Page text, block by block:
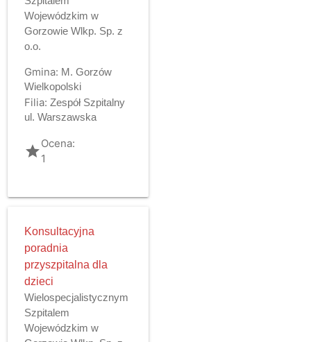
Wojewódzkim w
Gorzowie Wlkp. Sp. z
o.o.
Gmina: M. Gorzów
Wielkopolski
Filia: Zespół Szpitalny
ul. Warszawska
gradeOcena:
1
Konsultacyjna
poradnia
przyszpitalna dla
dzieci
Wielospecjalistycznym
Szpitalem
Wojewódzkim w